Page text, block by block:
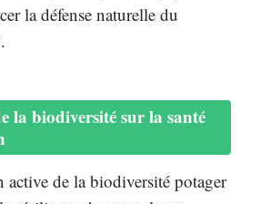
la défense naturelle du
la biodiversité sur la santé
active de la biodiversité potager